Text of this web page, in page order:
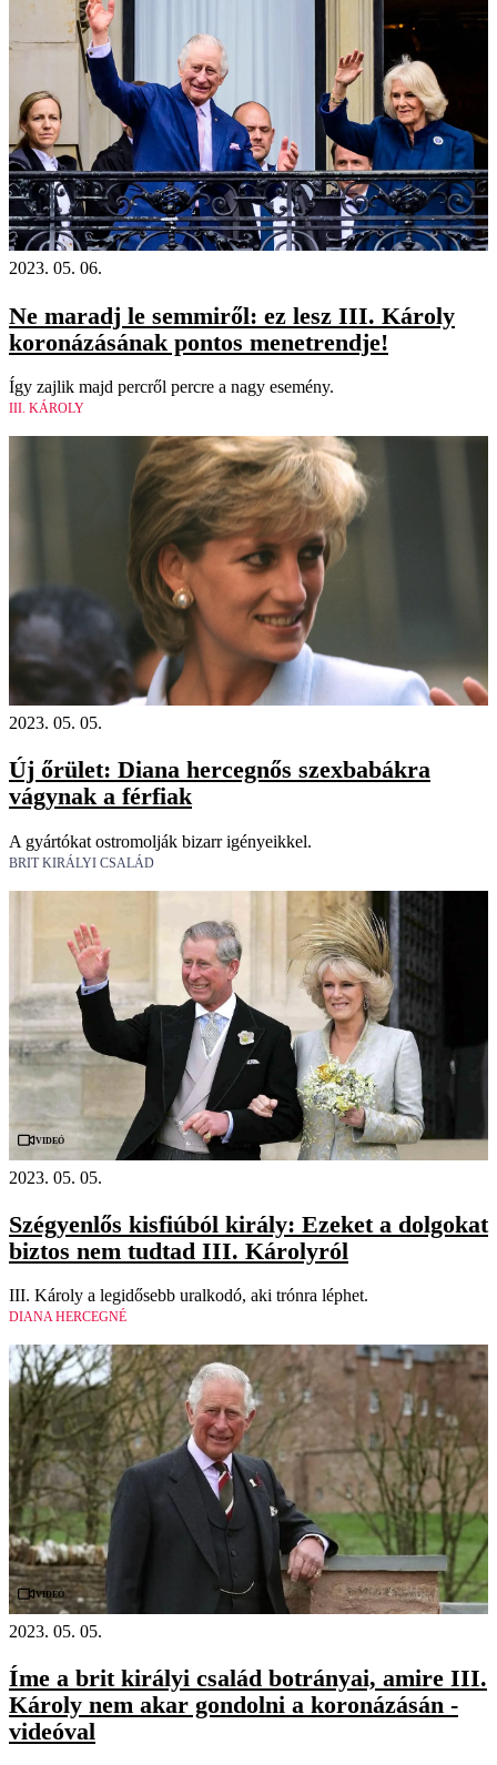
2023. 05. 06.
Ne maradj le semmiről: ez lesz III. Károly
koronázásának pontos menetrendje!
Így zajlik majd percről percre a nagy esemény.
III. KÁROLY
2023. 05. 05.
Új őrület: Diana hercegnős szexbabákra
vágynak a férfiak
A gyártókat ostromolják bizarr igényeikkel.
BRIT KIRÁLYI CSALÁD
Videó
2023. 05. 05.
Szégyenlős kisfiúból király: Ezeket a dolgokat
biztos nem tudtad III. Károlyról
III. Károly a legidősebb uralkodó, aki trónra léphet.
DIANA HERCEGNÉ
Videó
2023. 05. 05.
Íme a brit királyi család botrányai, amire III.
Károly nem akar gondolni a koronázásán -
videóval